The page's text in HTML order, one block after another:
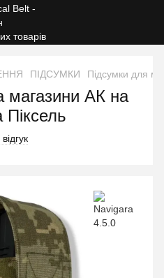
ПІДСУМКИ Підсумки для
магазини АК на
Піксель